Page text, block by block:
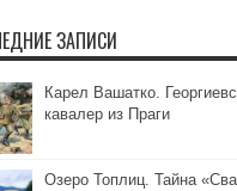
ЗАПИСИ
Карел Вашатко.
кавалер из Праги
Озеро Топлиц. Тайна